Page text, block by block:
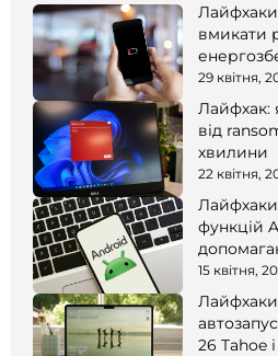
вмикати
29 квітня,
Лайфхак:
від
хвилини
22 квітня,
функцій
15 квітня,
26 Tahoe